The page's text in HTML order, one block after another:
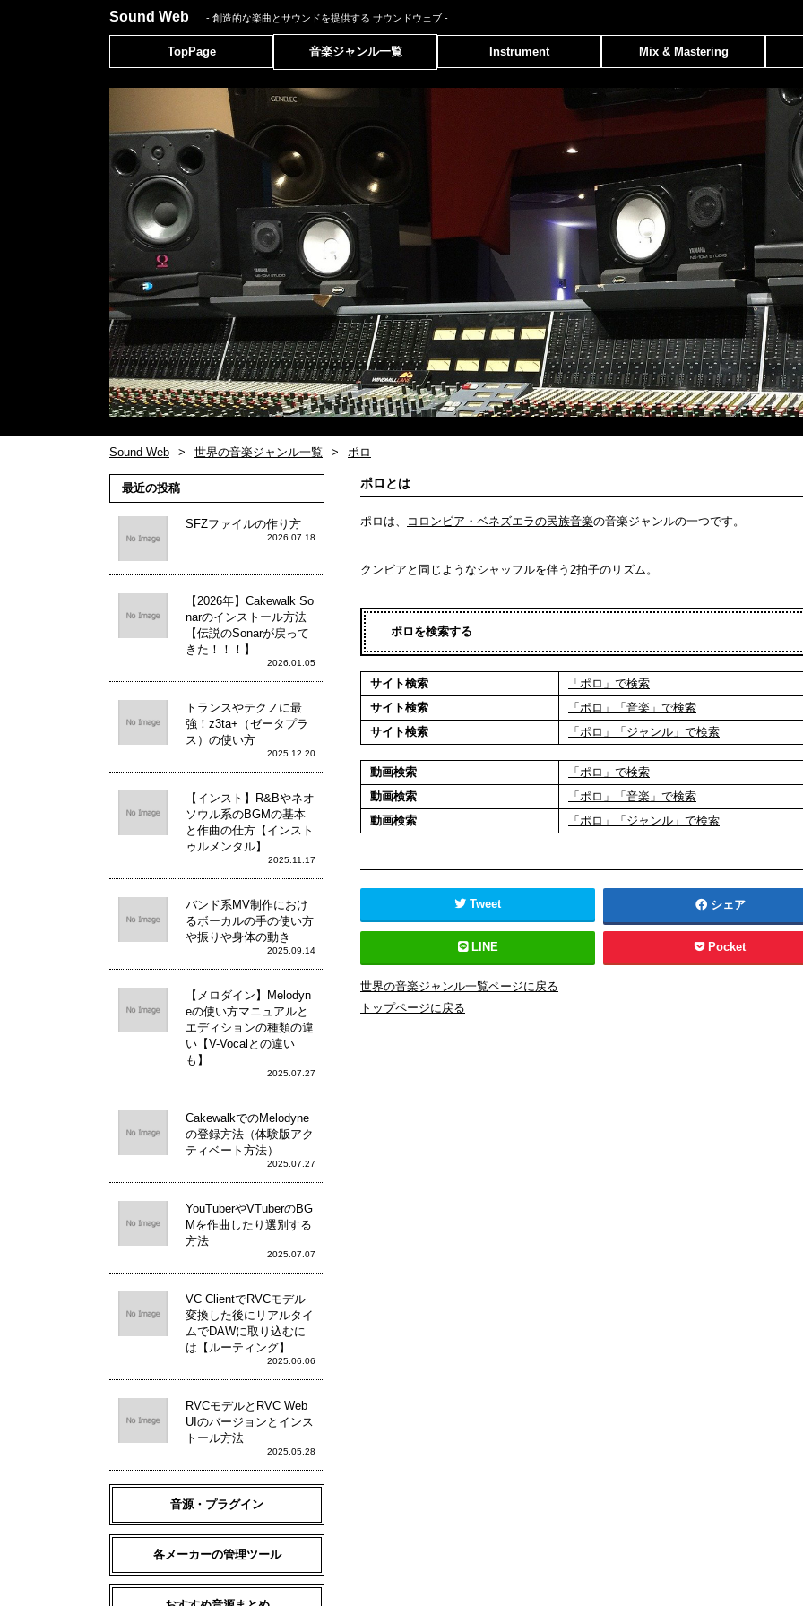
Sound Web - 創造的な楽曲とサウンドを提供する サウンドウェブ -
TopPage 音楽ジャンル一覧 Instrument Mix & Mastering
Sound Web 世界の音楽ジャンル一覧 ポロ
ポロとは
ポロは、 コロンビア・ベネズエラの民族音楽の音楽ジャンルの一つです。
クンビアと同じようなシャッフルを伴う2拍子のリズム。
ポロを検索する
サイト検索
「ポロ」で検索
サイト検索
「ポロ」「音楽」で検索
サイト検索
「ポロ」「ジャンル」で検索
動画検索
「ポロ」で検索
動画検索
「ポロ」「音楽」で検索
動画検索
「ポロ」「ジャンル」で検索
Tweet シェア
LINE Pocket
世界の音楽ジャンル一覧ページに戻る
トップページに戻る
最近の投稿
SFZファイルの作り方
2026.07.18
【2026年】Cakewalk So
narのインストール方法
【伝説のSonarが戻って
きた！！！】
2026.01.05
トランスやテクノに最
強！z3ta+（ゼータプラ
ス）の使い方
2025.12.20
【インスト】R&Bやネオ
ソウル系のBGMの基本
と作曲の仕方【インスト
ゥルメンタル】
2025.11.17
バンド系MV制作におけ
るボーカルの手の使い方
や振りや身体の動き
2025.09.14
【メロダイン】Melodyn
eの使い方マニュアルと
エディションの種類の違
い【V-Vocalとの違い
も】
2025.07.27
CakewalkでのMelodyne
の登録方法（体験版アク
ティベート方法）
2025.07.27
YouTuberやVTuberのBG
Mを作曲したり選別する
方法
2025.07.07
VC ClientでRVCモデル
変換した後にリアルタイ
ムでDAWに取り込むに
は【ルーティング】
2025.06.06
RVCモデルとRVC Web
UIのバージョンとインス
トール方法
2025.05.28
音源・プラグイン
各メーカーの管理ツール